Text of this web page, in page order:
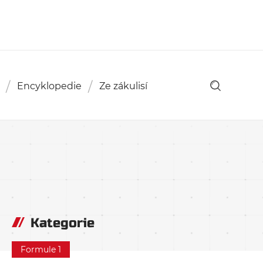
Encyklopedie Ze zákulisí
Kategorie
Formule 1